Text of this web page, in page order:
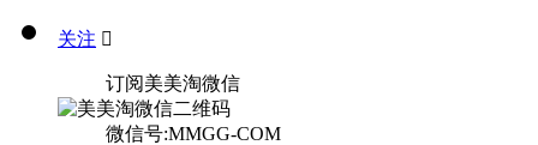
关注 
订阅美美淘微信
微信号:MMGG-COM